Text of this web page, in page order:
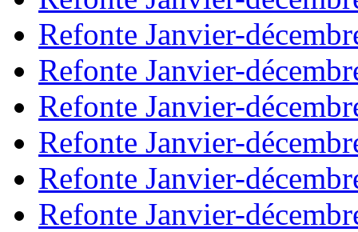
Refonte Janvier-
Refonte Janvier-
Refonte Janvier-
Refonte Janvier-
Refonte Janvier-
Refonte Janvier-